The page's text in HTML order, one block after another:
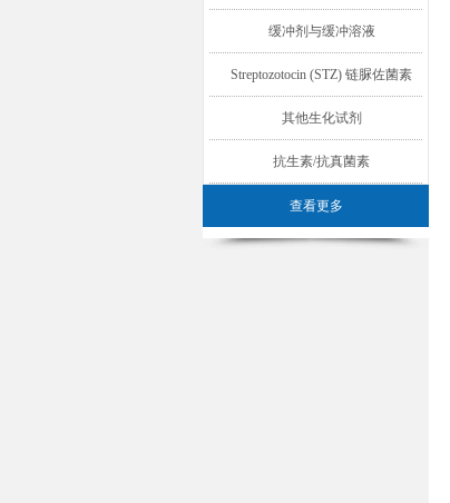
缓冲剂与缓冲溶液
Streptozotocin (STZ) 链脲佐菌素
其他生化试剂
抗生素/抗真菌素
查看更多